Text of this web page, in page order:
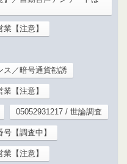
【注意】
ス／暗号通貨勧誘
【注意】
05052931217 / 世論調査
【調査中】
【注意】